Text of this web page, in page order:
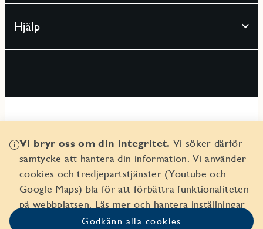
Vi bryr oss om din integritet. Vi söker därför
samtycke att hantera din information. Vi använder
cookies och tredjepartstjänster (Youtube och
Google Maps) bla för att förbättra funktionaliteten
på webbplatsen. Läs mer och hantera inställningar
Godkänn alla cookies
Hjälp
© 2026 Seniorgården AB
Organisationsnr 556359-9082